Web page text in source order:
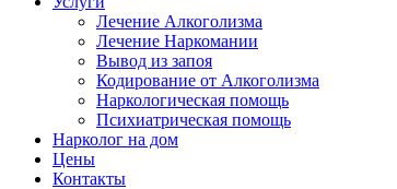
Лечение Алкоголизма
Лечение Наркомании
Вывод из запоя
Кодирование от Алкоголизма
Наркологическая помощь
Психиатрическая помощь
Нарколог на дом
Цены
Контакты